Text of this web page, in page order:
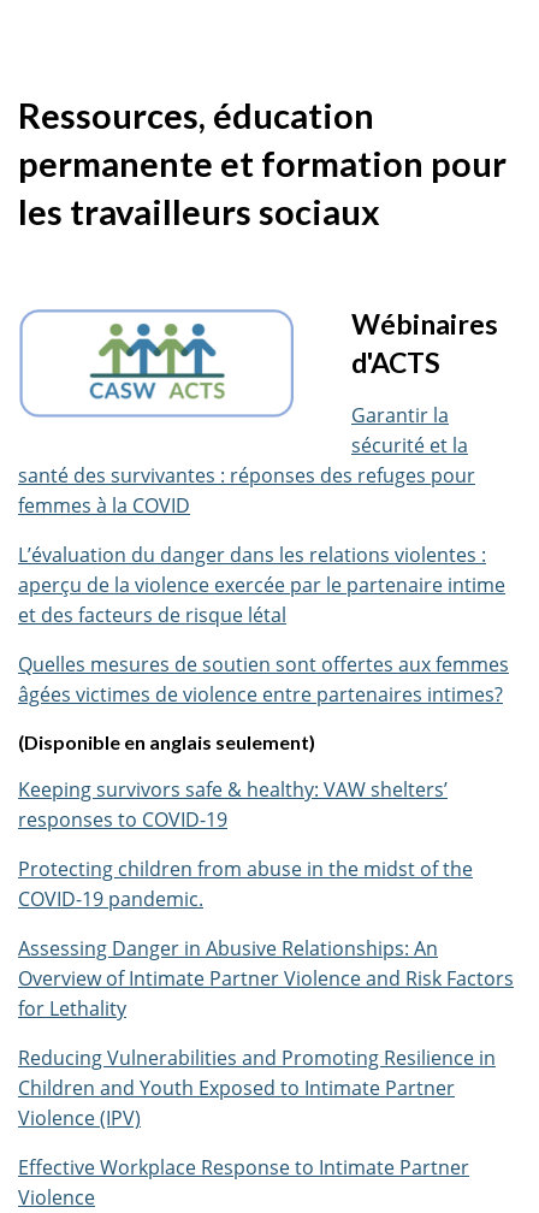
Ressources, éducation
permanente et formation pour
les travailleurs sociaux
Wébinaires
d'ACTS
Garantir la
sécurité et la
santé des survivantes : réponses des refuges pour
femmes à la COVID
L’évaluation du danger dans les relations violentes :
aperçu de la violence exercée par le partenaire intime
et des facteurs de risque létal
Quelles mesures de soutien sont offertes aux femmes
âgées victimes de violence entre partenaires intimes?
(Disponible en anglais seulement)
Keeping survivors safe & healthy: VAW shelters’
responses to COVID-19
Protecting children from abuse in the midst of the
COVID-19 pandemic.
Assessing Danger in Abusive Relationships: An
Overview of Intimate Partner Violence and Risk Factors
for Lethality
Reducing Vulnerabilities and Promoting Resilience in
Children and Youth Exposed to Intimate Partner
Violence (IPV)
Effective Workplace Response to Intimate Partner
Violence